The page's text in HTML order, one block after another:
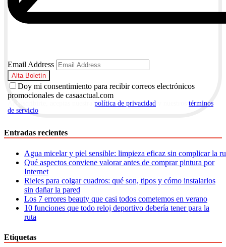
Email Address
Doy mi consentimiento para recibir correos electrónicos
promocionales de casaactual.com
política de privacidad
términos
de servicio
Entradas recientes
Agua micelar y piel sensible: limpieza eficaz sin complicar la
Qué aspectos conviene valorar antes de comprar pintura por
Internet
Rieles para colgar cuadros: qué son, tipos y cómo instalarlos
sin dañar la pared
Los 7 errores beauty que casi todos cometemos en verano
10 funciones que todo reloj deportivo debería tener para la
ruta
Etiquetas